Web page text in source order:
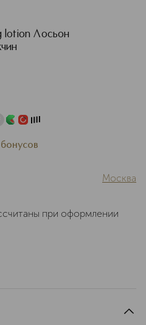
lotion Лосьон
бонусов
Москва
при оформлении